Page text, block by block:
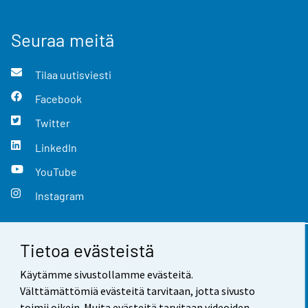
Tietoa evästeistä
Käytämme sivustollamme evästeitä.
Välttämättömiä evästeitä tarvitaan, jotta sivusto
Seuraa meitä
Tilaa uutisviesti
Facebook
Twitter
LinkedIn
YouTube
Instagram
Yhteystiedot
Palaute